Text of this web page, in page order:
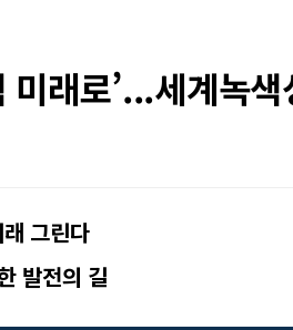
래로’...세계녹
그린다
발전의 길